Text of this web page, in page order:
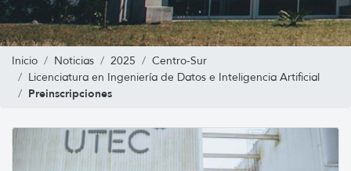
Inicio Noticias 2025
Centro-Sur
Licenciatura en Ingeniería de Datos e Inteligencia Artificial
Preinscripciones